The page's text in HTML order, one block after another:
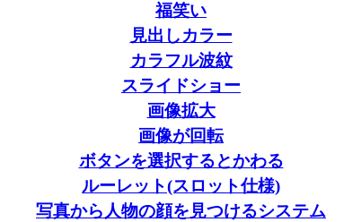
福笑い
見出しカラー
カラフル波紋
スライドショー
画像拡大
画像が回転
ボタンを選択するとかわる
ルーレット(スロット仕様)
写真から人物の顔を見つけるシステム